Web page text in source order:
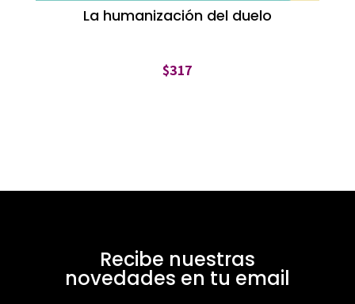
La humanización del duelo
$317
Recibe nuestras
novedades en tu email